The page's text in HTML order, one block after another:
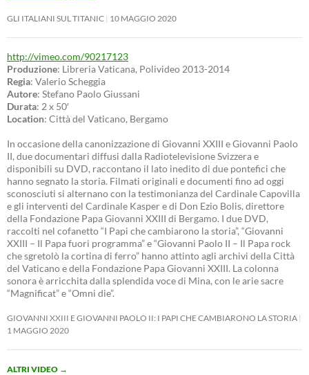
GLI ITALIANI SUL TITANIC 10 MAGGIO 2020
http://vimeo.com/90217123
Produzione: Libreria Vaticana, Polivideo 2013-2014
Regia: Valerio Scheggia
Autore: Stefano Paolo Giussani
Durata: 2 x 50′
Location: Città del Vaticano, Bergamo
In occasione della canonizzazione di Giovanni XXIII e Giovanni Paolo
II, due documentari diffusi dalla Radiotelevisione Svizzera e
disponibili su DVD, raccontano il lato inedito di due pontefici che
hanno segnato la storia. Filmati originali e documenti fino ad oggi
sconosciuti si alternano con la testimonianza del Cardinale Capovilla
e gli interventi del Cardinale Kasper e di Don Ezio Bolis, direttore
della Fondazione Papa Giovanni XXIII di Bergamo. I due DVD,
raccolti nel cofanetto “I Papi che cambiarono la storia”, “Giovanni
XXIII – Il Papa fuori programma” e “Giovanni Paolo II – Il Papa rock
che sgretolò la cortina di ferro” hanno attinto agli archivi della Città
del Vaticano e della Fondazione Papa Giovanni XXIII. La colonna
sonora è arricchita dalla splendida voce di Mina, con le arie sacre
“Magnificat” e “Omni die”.
GIOVANNI XXIII E GIOVANNI PAOLO II: I PAPI CHE CAMBIARONO LA STORIA
1 MAGGIO 2020
ALTRI VIDEO →